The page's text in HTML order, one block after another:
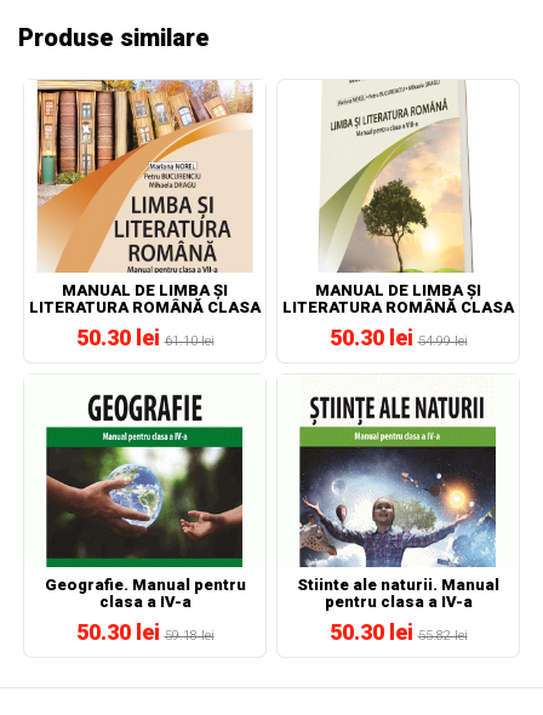
Produse similare
MANUAL DE LIMBA ȘI
LITERATURA ROMÂNĂ CLASA
50.30 lei 61.10 lei
MANUAL DE LIMBA ȘI
LITERATURA ROMÂNĂ CLASA
50.30 lei 54.99 lei
Geografie. Manual pentru
clasa a IV-a
50.30 lei 59.18 lei
Stiinte ale naturii. Manual
pentru clasa a IV-a
50.30 lei 55.82 lei